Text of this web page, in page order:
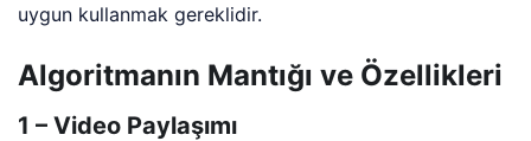
uygun kullanmak gereklidir.
Algoritmanın Mantığı ve Özellikleri
1 – Video Paylaşımı